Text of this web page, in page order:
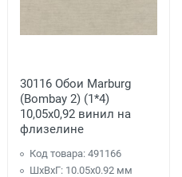
30116 Обои Marburg
(Bombay 2) (1*4)
10,05x0,92 винил на
флизелине
Код товара: 491166
ШхВхГ: 10.05х0.92 мм